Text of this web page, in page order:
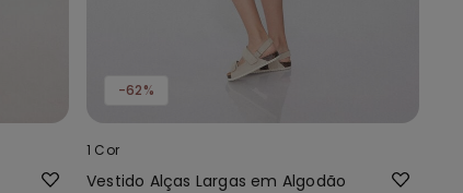
-62%
1 Cor
Vestido Alças Largas em Algodão